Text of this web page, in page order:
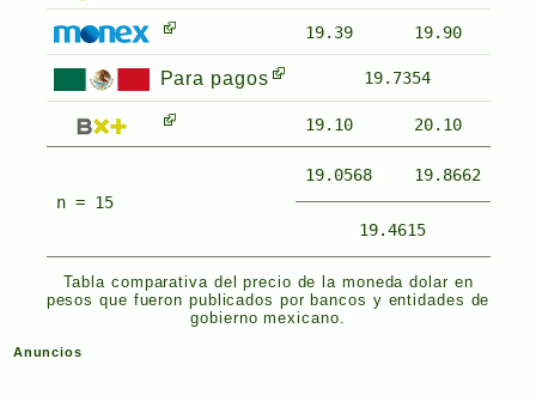
Tabla comparativa del precio de la moneda dolar en
pesos que fueron publicados por bancos y entidades de
gobierno mexicano.
19.39 19.90
Para pagos 19.7354
19.10 20.10
n = 15
19.0568 19.8662
19.4615
Anuncios